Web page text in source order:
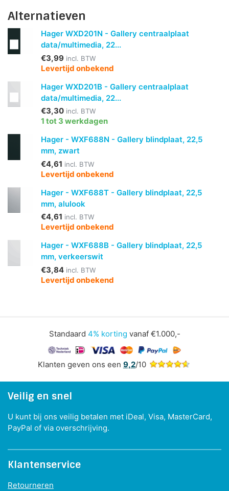
Alternatieven
Hager WXD201N - Gallery centraalplaat
data/multimedia, 22...
€3,99 incl. BTW
Levertijd onbekend
Hager WXD201B - Gallery centraalplaat
data/multimedia, 22...
€3,30 incl. BTW
1 tot 3 werkdagen
Hager - WXF688N - Gallery blindplaat, 22,5
mm, zwart
€4,61 incl. BTW
Levertijd onbekend
Hager - WXF688T - Gallery blindplaat, 22,5
mm, alulook
€4,61 incl. BTW
Levertijd onbekend
Hager - WXF688B - Gallery blindplaat, 22,5
mm, verkeerswit
€3,84 incl. BTW
Levertijd onbekend
Standaard 4% korting vanaf €1.000,-
Klanten geven ons een 9,2/10
Veilig en snel
U kunt bij ons veilig betalen met iDeal, Visa, MasterCard,
PayPal of via overschrijving.
Klantenservice
Retourneren